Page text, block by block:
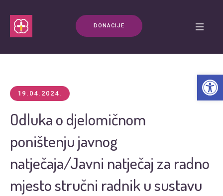
DONACIJE
19.04.2024.
Odluka o djelomičnom
poništenju javnog
natječaja/Javni natječaj za radno
mjesto stručni radnik u sustavu